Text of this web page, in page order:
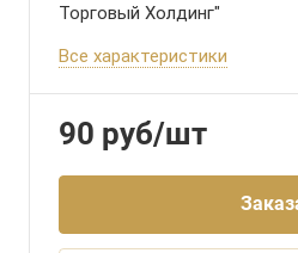
Торговый Холдинг"
Все характеристики
90 руб/шт